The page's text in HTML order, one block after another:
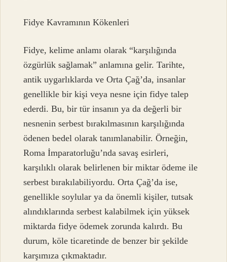
Fidye Kavramının Kökenleri
Fidye, kelime anlamı olarak “karşılığında
özgürlük sağlamak” anlamına gelir. Tarihte,
antik uygarlıklarda ve Orta Çağ’da, insanlar
genellikle bir kişi veya nesne için fidye talep
ederdi. Bu, bir tür insanın ya da değerli bir
nesnenin serbest bırakılmasının karşılığında
ödenen bedel olarak tanımlanabilir. Örneğin,
Roma İmparatorluğu’nda savaş esirleri,
karşılıklı olarak belirlenen bir miktar ödeme ile
serbest bırakılabiliyordu. Orta Çağ’da ise,
genellikle soylular ya da önemli kişiler, tutsak
alındıklarında serbest kalabilmek için yüksek
miktarda fidye ödemek zorunda kalırdı. Bu
durum, köle ticaretinde de benzer bir şekilde
karşımıza çıkmaktadır.